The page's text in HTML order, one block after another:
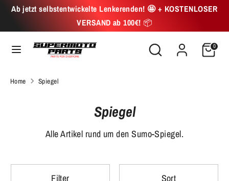
Skip
content
Ab jetzt selbstentwickelte Lenkerenden! 🤩 + KOSTENLOSER
VERSAND ab 100€! 📦
Search
Search
0
SearchSearch
Home Spiegel
Spiegel
Alle Artikel rund um den Sumo-Spiegel.
Filter Sort